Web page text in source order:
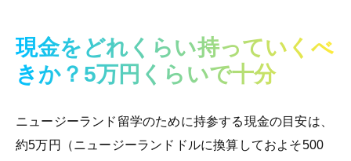
現金をどれくらい持っていくべ
きか？ 5万円くらいで十分
ニュージーランド留学のために持参する現金の目安は、
約5万円（ニュージーランドドルに換算しておよそ500